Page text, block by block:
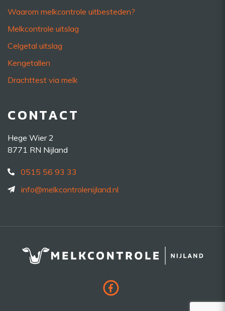
Waarom melkcontrole uitbesteden?
Melkcontrole uitslag
Celgetal uitslag
Kengetallen
Drachttest via melk
CONTACT
Hege Wier 2
8771 RN Nijland
0515 56 93 33
info@melkcontrolenijland.nl